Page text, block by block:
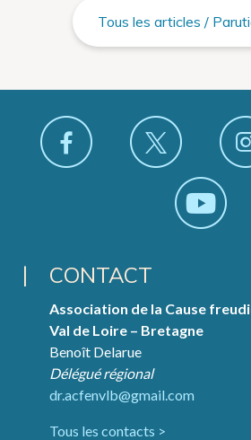
Tous les articles /
CONTACT
Association de la Cause
Val de Loire – Bretagne
Benoît Delarue
Délégué régional
dr.acfenvlb@gmail.com
Tous les contacts >